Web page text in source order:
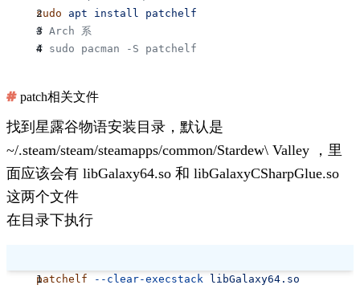
sudo apt install
patchelf
# Arch 系
# sudo pacman -S patchelf
patch相关文件
找到星露谷物语安装目录，默认是
~/.steam/steam/steamapps/common/Stardew\ Valley ，里
面应该会有 libGalaxy64.so 和 libGalaxyCSharpGlue.so
这两个文件
在目录下执行
patchelf --clear-execstack libGalaxy64.so